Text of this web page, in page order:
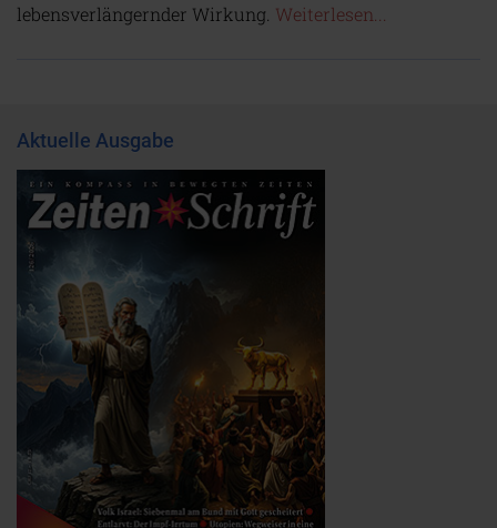
lebensverlängernder Wirkung. Weiterlesen...
Aktuelle Ausgabe